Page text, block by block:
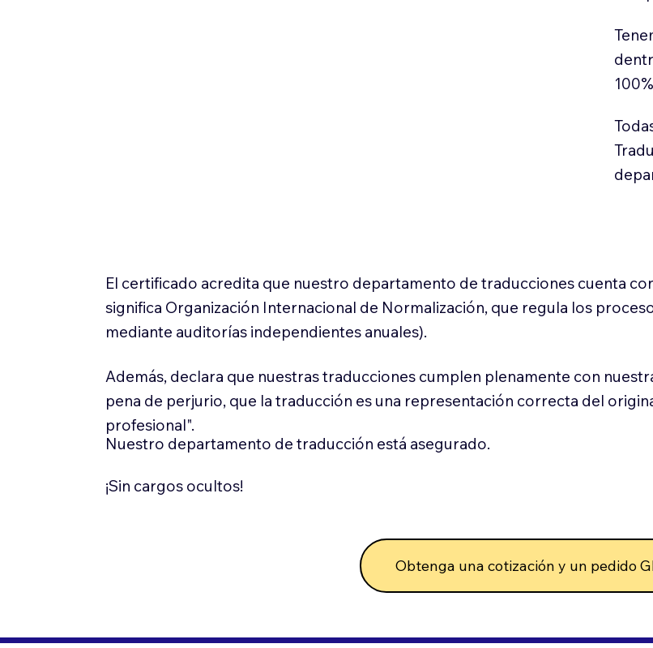
El certificado acredita que nuestro departamento de traducciones cuenta
significa Organización Internacional de Normalización, que regula los
mediante auditorías independientes anuales).
Además, declara que nuestras traducciones cumplen plenamente con
pena de perjurio, que la traducción es una representación correcta del
profesional".
Nuestro departamento de traducción está asegurado.
¡Sin cargos ocultos!
Obtenga una cotización y un pedido